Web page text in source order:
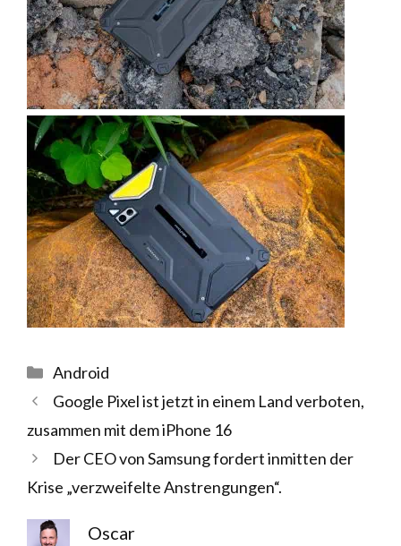
Kategorien
Android
Google Pixel ist jetzt in einem Land verboten,
zusammen mit dem iPhone 16
Der CEO von Samsung fordert inmitten der
Krise „verzweifelte Anstrengungen“.
Oscar